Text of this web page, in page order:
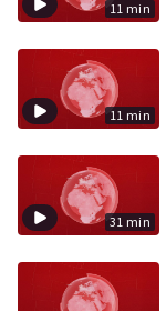
11 min
11 min
31 min